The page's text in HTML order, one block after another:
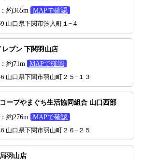
約365m
MAPで確認
山口県下関市汐入町１−４
レブン 下関羽山店
約71m
MAPで確認
山口県下関市羽山町２５−１３
ープやまぐち生活協同組合 山口西部
約276m
MAPで確認
山口県下関市羽山町２６−２５
羽山店